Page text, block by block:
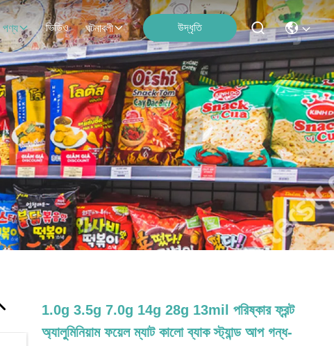
পণ্য ভিডিও ঘটনাবলী উদ্ধৃতি
1.0g 3.5g 7.0g 14g 28g 13mil পরিষ্কার ফ্রন্ট
অ্যালুমিনিয়াম ফয়েল ম্যাট কালো ব্যাক স্ট্যান্ড আপ গন্ধ-